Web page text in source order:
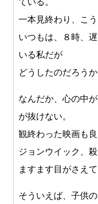
ている。
一本見終わり、こう
いつもは、８時、
いる私だが
どうしたのだろうか
なんだか、心の中
が抜けない。
観終わった映画も良
ジョンウイック、
ますます目がさえて
そういえば、子供